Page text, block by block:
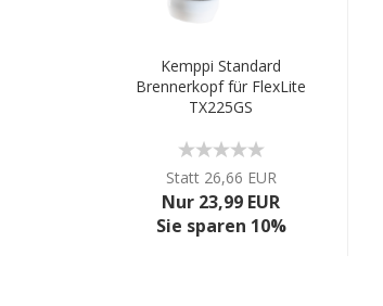
Kemppi Standard
Brennerkopf für FlexLite
TX225GS
Statt 26,66 EUR
Nur 23,99 EUR
Sie sparen 10%